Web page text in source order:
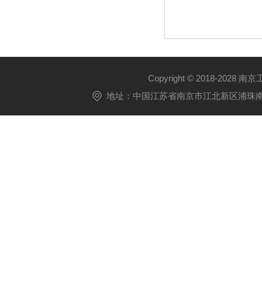
Copyright © 2018-2028 南京
地址：中国江苏省南京市江北新区浦珠